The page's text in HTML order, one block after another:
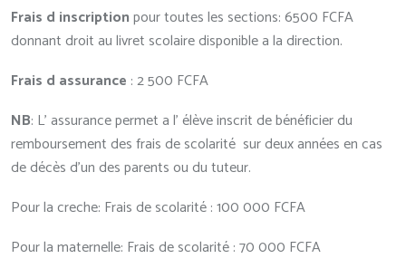
Frais d inscriptionpour toutes les sections: 6500 FCFA
donnant droit au livret scolaire disponible a la direction.
Frais d assurance : 2 500 FCFA
NB: L’ assurance permet a l’ élève inscrit de bénéficier du
remboursement des frais de scolarité sur deux années en cas
de décès d’un des parents ou du tuteur.
Pour la creche: Frais de scolarité : 100 000 FCFA
Pour la maternelle: Frais de scolarité : 70 000 FCFA